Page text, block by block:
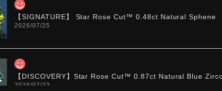
【SIGNATURE】 Star Rose Cut™️ 0.48ct Natural Sphene
2026/07/25
【DISCOVERY】Star Rose Cut™️ 0.87ct Natural Blue
2026/07/23